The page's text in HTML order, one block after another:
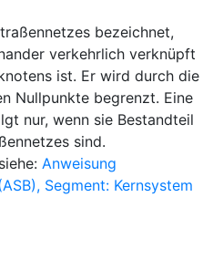
bezeichnet,
verkehrlich verknüpft
ist. Er wird durch die
Nullpunkte begrenzt. Eine
nur, wenn sie Bestandteil
sind.
Anweisung
Segment: Kernsystem